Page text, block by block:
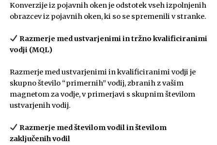
Konverzije iz pojavnih oken je odstotek vseh izpolnjenih
obrazcev iz pojavnih oken, ki so se spremenili v stranke.
Razmerje med ustvarjenimi in tržno kvalificiranimi
vodji (MQL)
Razmerje med ustvarjenimi in kvalificiranimi vodji je
skupno število “primernih” vodij, zbranih z vašim
magnetom za vodje, v primerjavi s skupnim številom
ustvarjenih vodij.
Razmerje med številom vodil in številom
zaključenih vodil